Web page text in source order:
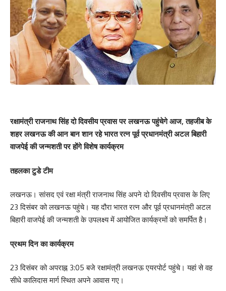
रक्षामंत्री राजनाथ सिंह दो दिवसीय प्रवास पर लखनऊ पहुंचेगे आज, तहजीब के
शहर लखनऊ की आन बान शान रहे भारत रत्न पूर्व प्रधानमंत्री अटल बिहारी
वाजपेई की जन्मशती पर होंगे विशेष कार्यक्रम
तहलका टुडे टीम
लखनऊ। सांसद एवं रक्षा मंत्री राजनाथ सिंह अपने दो दिवसीय प्रवास के लिए
23 दिसंबर को लखनऊ पहुंचे। यह दौरा भारत रत्न और पूर्व प्रधानमंत्री अटल
बिहारी वाजपेई की जन्मशती के उपलक्ष्य में आयोजित कार्यक्रमों को समर्पित है।
प्रथम दिन का कार्यक्रम
23 दिसंबर को अपराह्न 3:05 बजे रक्षामंत्री लखनऊ एयरपोर्ट पहुंचे। यहां से वह
सीधे कालिदास मार्ग स्थित अपने आवास गए।